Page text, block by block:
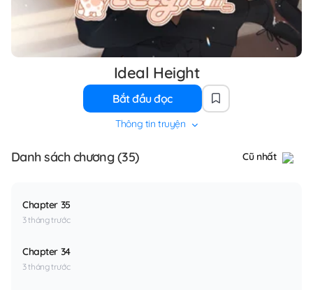
Ideal Height
Bắt đầu đọc
Thông tin truyện
Danh sách chương (35) Cũ nhất
Chapter 35
3 tháng trước
Chapter 34
3 tháng trước